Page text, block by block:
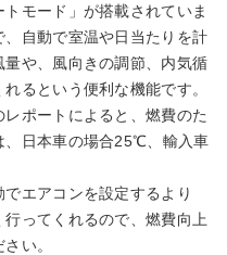
モード」が搭載されていま
自動で室温や日当たりを計
や、風向きの調節、内気循
るという便利な機能です。
ポートによると、燃費のた
、日本車の場合25℃、輸入車
エアコンを設定するより
ってくれるので、燃費向上
い。